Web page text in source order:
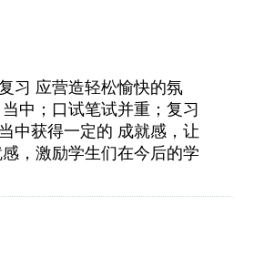
习 应营造轻松愉快的氛
中；口试笔试并重；复习
中获得一定的 成就感，让
，激励学生们在今后的学